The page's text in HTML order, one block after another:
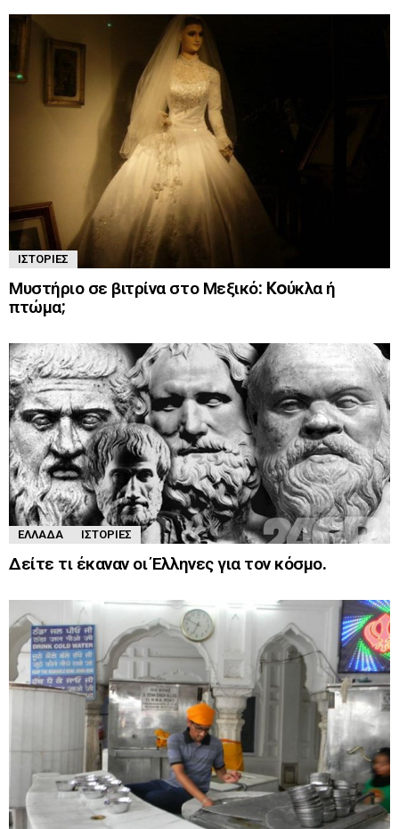
ΙΣΤΟΡΊΕΣ
Μυστήριο σε βιτρίνα στο Μεξικό: Koύκλα ή
πτώμα;
ΕΛΛΆΔΑ ΙΣΤΟΡΊΕΣ
Δείτε τι έκαναν οι Έλληνες για τον κόσμο.